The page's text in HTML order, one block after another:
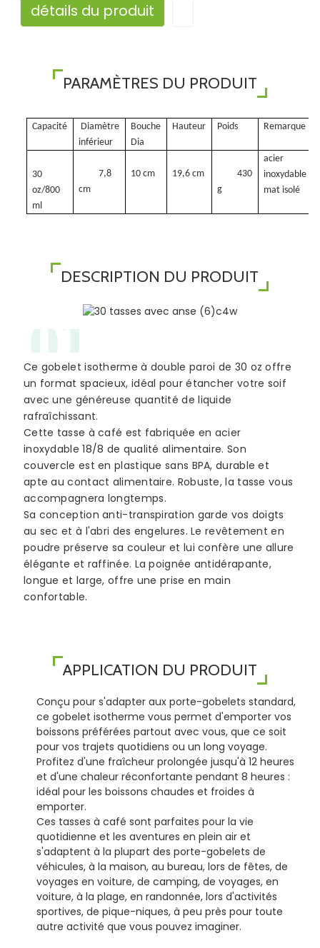
détails du produit
PARAMÈTRES DU PRODUIT
Capacité
Diamètre
inférieur
Bouche
Dia
Hauteur Poids Remarque
30
oz/800
ml
7,8
cm
10 cm 19,6 cm
430
g
acier
inoxydable
mat isolé
DESCRIPTION DU PRODUIT
01
Ce gobelet isotherme à double paroi de 30 oz offre
un format spacieux, idéal pour étancher votre soif
avec une généreuse quantité de liquide
rafraîchissant.
Cette tasse à café est fabriquée en acier
inoxydable 18/8 de qualité alimentaire. Son
couvercle est en plastique sans BPA, durable et
apte au contact alimentaire. Robuste, la tasse vous
accompagnera longtemps.
Sa conception anti-transpiration garde vos doigts
au sec et à l'abri des engelures. Le revêtement en
poudre préserve sa couleur et lui confère une allure
élégante et raffinée. La poignée antidérapante,
longue et large, offre une prise en main
confortable.
APPLICATION DU PRODUIT
Conçu pour s'adapter aux porte-gobelets standard,
ce gobelet isotherme vous permet d'emporter vos
boissons préférées partout avec vous, que ce soit
pour vos trajets quotidiens ou un long voyage.
Profitez d'une fraîcheur prolongée jusqu'à 12 heures
et d'une chaleur réconfortante pendant 8 heures :
idéal pour les boissons chaudes et froides à
emporter.
Ces tasses à café sont parfaites pour la vie
quotidienne et les aventures en plein air et
s'adaptent à la plupart des porte-gobelets de
véhicules, à la maison, au bureau, lors de fêtes, de
voyages en voiture, de camping, de voyages, en
voiture, à la plage, en randonnée, lors d'activités
sportives, de pique-niques, à peu près pour toute
autre activité que vous pouvez imaginer.